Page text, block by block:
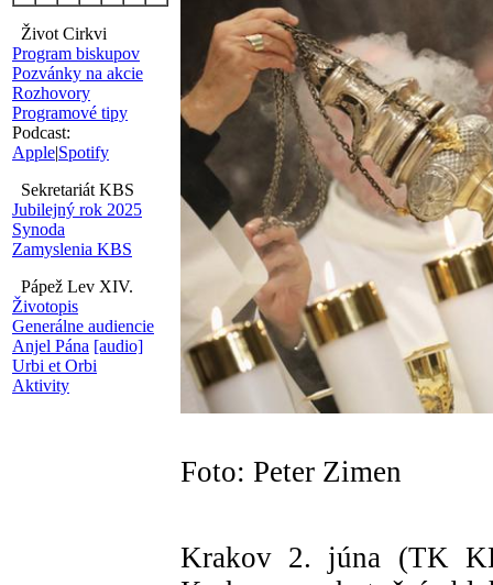
Život Cirkvi
Program biskupov
Pozvánky na akcie
Rozhovory
Programové tipy
Podcast:
Apple|Spotify
Sekretariát KBS
Jubilejný rok 2025
Synoda
Zamyslenia KBS
Pápež Lev XIV.
Životopis
Generálne audiencie
Anjel Pána [audio]
Urbi et Orbi
Aktivity
Foto: Peter Zimen
Krakov 2. júna (TK